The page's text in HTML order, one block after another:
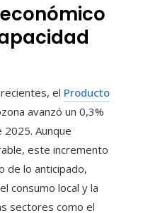
el Producto
avanzó un 0,3%
Aunque
este incremento
de lo anticipado,
consumo local y la
sectores como el